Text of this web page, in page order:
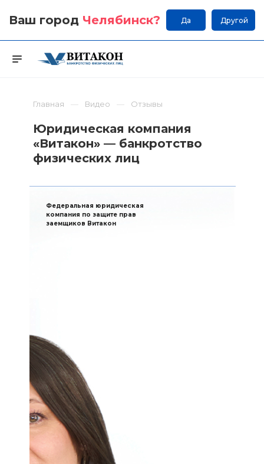
Ваш город Челябинск? Да Другой
Главная Видео Отзывы
Юридическая компания
«Витакон» — банкротство
физических лиц
Федеральная юридическая
компания по защите прав
заемщиков Витакон